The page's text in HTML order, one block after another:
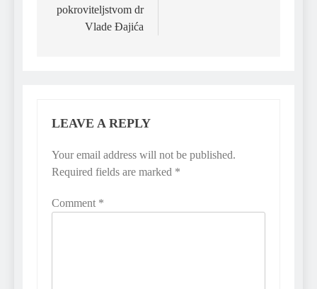
pokroviteljstvom dr
Vlade Đajića
LEAVE A REPLY
Your email address will not be published.
Required fields are marked *
Comment *